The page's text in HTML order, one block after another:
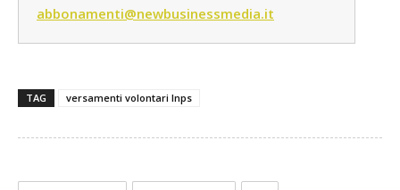
abbonamenti@newbusinessmedia.it
TAG versamenti volontari Inps